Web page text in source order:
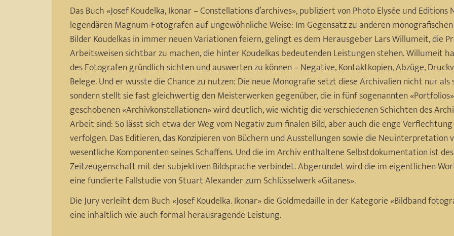
Das Buch «Josef Koudelka, Ikonar – Constellations d’archives», publiziert von Photo Elysée und
legendären Magnum-Fotografen auf ungewöhnliche Weise: Im Gegensatz zu anderen
Bilder Koudelkas in immer neuen Variationen feiern, gelingt es dem Herausgeber Lars Willumeit, die
Arbeitsweisen sichtbar zu machen, die hinter Koudelkas bedeutenden Leistungen stehen. Willumeit
des Fotografen gründlich sichten und auswerten zu können – Negative, Kontaktkopien, Abzüge,
Belege. Und er wusste die Chance zu nutzen: Die neue Monografie setzt diese Archivalien nicht nur
sondern stellt sie fast gleichwertig den Meisterwerken gegenüber, die in fünf sogenannten
geschobenen «Archivkonstellationen» wird deutlich, wie wichtig die verschiedenen Schichten des
Arbeit sind: So lässt sich etwa der Weg vom Negativ zum finalen Bild, aber auch die enge
verfolgen. Das Editieren, das Konzipieren von Büchern und Ausstellungen sowie die
wesentliche Komponenten seines Schaffens. Und die im Archiv enthaltene Selbstdokumentation ist
Zeitzeugenschaft mit der subjektiven Bildsprache verbindet. Abgerundet wird die im eigentlichen
eine fundierte Fallstudie von Stuart Alexander zum Schlüsselwerk «Gitanes».
Die Jury verleiht dem Buch «Josef Koudelka. Ikonar» die Goldmedaille in der Kategorie «Bildband
eine inhaltlich wie auch formal herausragende Leistung.